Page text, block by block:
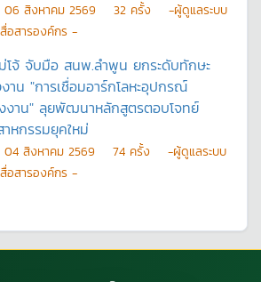
06 สิงหาคม 2569 32 ครั้ง
-ผู้ดูแลระบบ
อสารองค์กร -
โจ้ จับมือ สนพ.ลำพูน ยกระดับทักษะ
าน "การเชื่อมอาร์กโลหะอุปกรณ์
งาน" ลุยพัฒนาหลักสูตรตอบโจทย์
หกรรมยุคใหม่
04 สิงหาคม 2569 74 ครั้ง
-ผู้ดูแลระบบ
อสารองค์กร -